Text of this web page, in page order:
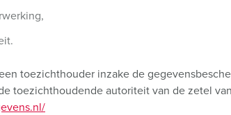
toezichthouder inzake de
toezichthoudende autoriteit van de zetel